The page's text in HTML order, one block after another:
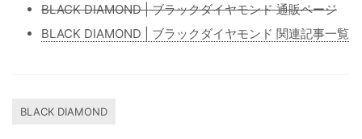
BLACK DIAMOND | ブラックダイヤモンド 通販ページ
BLACK DIAMOND | ブラックダイヤモンド 関連記事一覧
BLACK DIAMOND